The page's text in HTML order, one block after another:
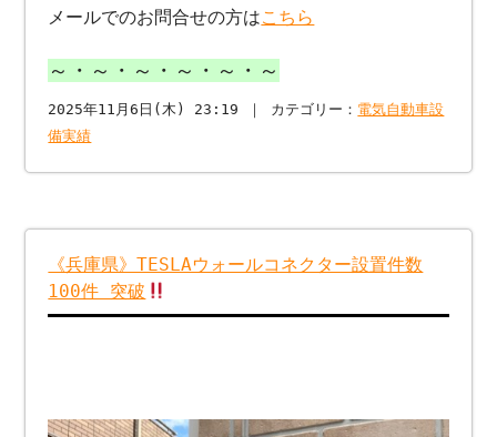
メールでのお問合せの方はこちら
～・～・～・～・～・～
2025年11月6日(木) 23:19 ｜ カテゴリー： 電気自動車設
備実績
《兵庫県》TESLAウォールコネクター設置件数
100件 突破